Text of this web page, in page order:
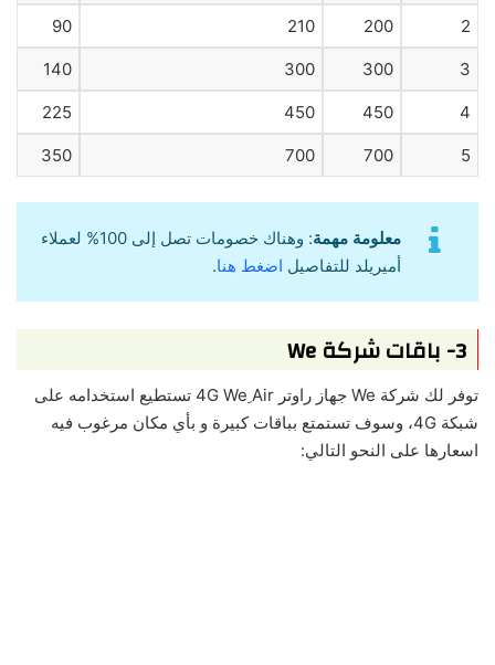
2
200
210
90
3
300
300
140
4
450
450
225
5
700
700
350
معلومة مهمة
: وهناك خصومات تصل إلى 100% لعملاء
أميريلد للتفاصيل اضغط هنا.
3- باقات شركة We
توفر لك شركة We جهاز راوتر 4G We ِAir تستطيع استخدامه على
شبكة 4G، وسوف تستمتع بباقات كبيرة و بأي مكان مرغوب فيه
اسعارها على النحو التالي: